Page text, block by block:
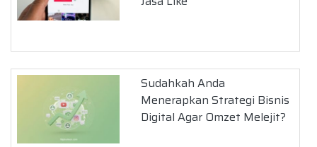
Sudahkah Anda
Menerapkan Strategi Bisnis
Digital Agar Omzet Melejit?